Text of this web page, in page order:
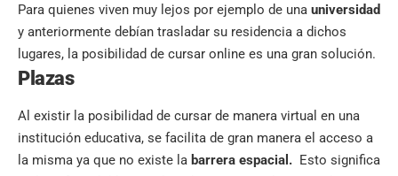
Para quienes viven muy lejos por ejemplo de una universidad
y anteriormente debían trasladar su residencia a dichos
lugares, la posibilidad de cursar online es una gran solución.
Plazas
Al existir la posibilidad de cursar de manera virtual en una
institución educativa, se facilita de gran manera el acceso a
la misma ya que no existe la barrera espacial. Esto significa